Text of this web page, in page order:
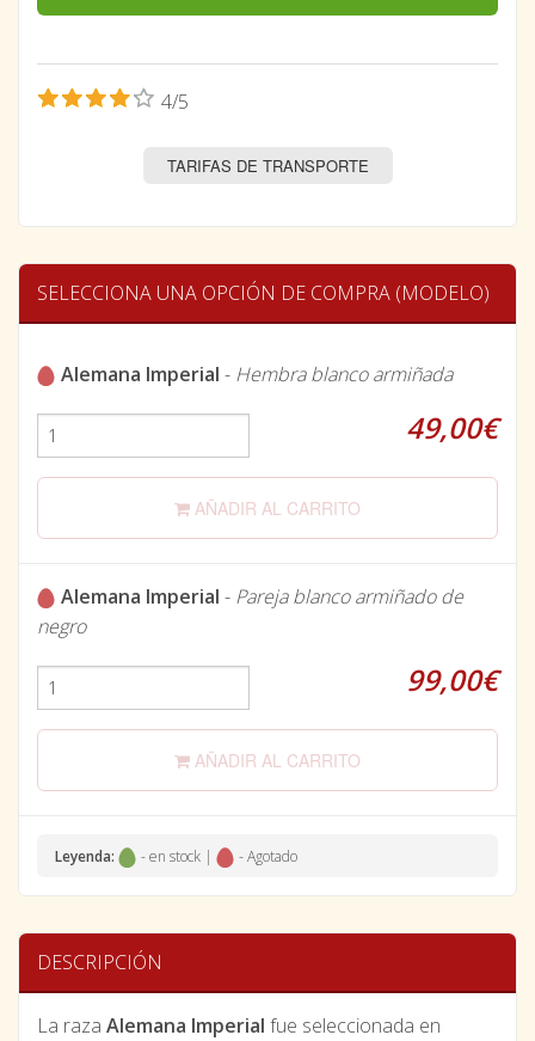
4/5
TARIFAS DE TRANSPORTE
SELECCIONA UNA OPCIÓN DE COMPRA (MODELO)
Alemana Imperial - Hembra blanco armiñada
49,00€
AÑADIR AL CARRITO
Alemana Imperial - Pareja blanco armiñado de
negro
99,00€
AÑADIR AL CARRITO
Leyenda: - en stock | - Agotado
DESCRIPCIÓN
La raza Alemana Imperial fue seleccionada en